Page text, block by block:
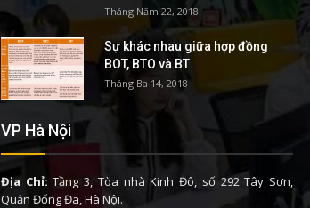
Tháng Năm 22, 2018
Sự khác nhau giữa hợp đồng
BOT, BTO và BT
Tháng Ba 14, 2018
VP Hà Nội
Địa Chỉ: Tầng 3, Tòa nhà Kinh Đô, số 292 Tây Sơn,
Quận Đống Đa, Hà Nội.